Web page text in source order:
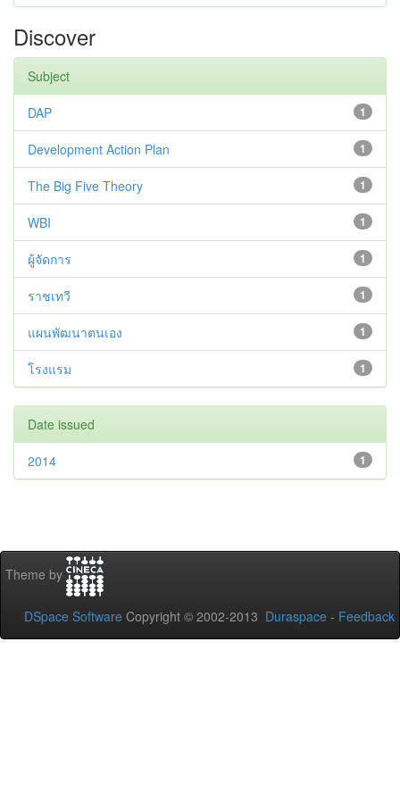
Discover
Subject
1
DAP
1
Development Action Plan
1
The Big Five Theory
1
WBI
1
ผู้จัดการ
1
ราชเทวี
1
แผนพัฒนาตนเอง
1
โรงแรม
Date issued
1
2014
Theme by
DSpace Software Copyright © 2002-2013 Duraspace - Feedback